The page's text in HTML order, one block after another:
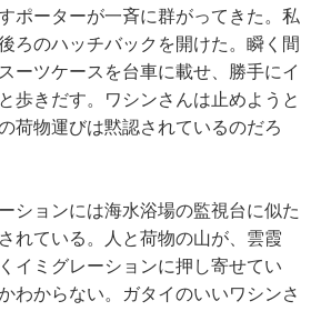
ポーターが一斉に群がってきた。私
ろのハッチバックを開けた。瞬く間
ーツケースを台車に載せ、勝手にイ
歩きだす。ワシンさんは止めようと
荷物運びは黙認されているのだろ
ションには海水浴場の監視台に似た
れている。人と荷物の山が、雲霞
イミグレーションに押し寄せてい
わからない。ガタイのいいワシンさ